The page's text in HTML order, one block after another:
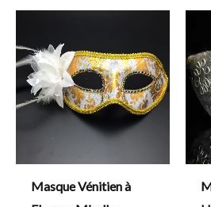
Masque Vénitien à